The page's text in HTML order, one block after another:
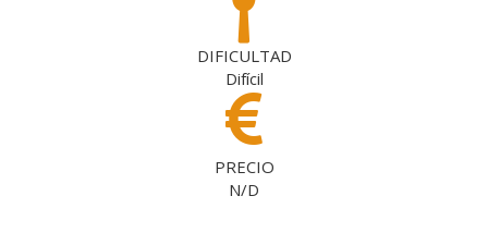
DIFICULTAD
Difícil
PRECIO
N/D